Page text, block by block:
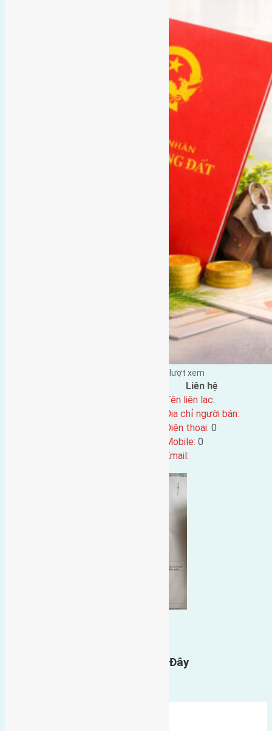
lượt xem
Liên hệ
Tên liên lạc:
Địa chỉ người bán:
Điện thoại: 0
Mobile: 0
Email:
Gửi Tin Nhắn Cho Chúng Tôi Ở Đây